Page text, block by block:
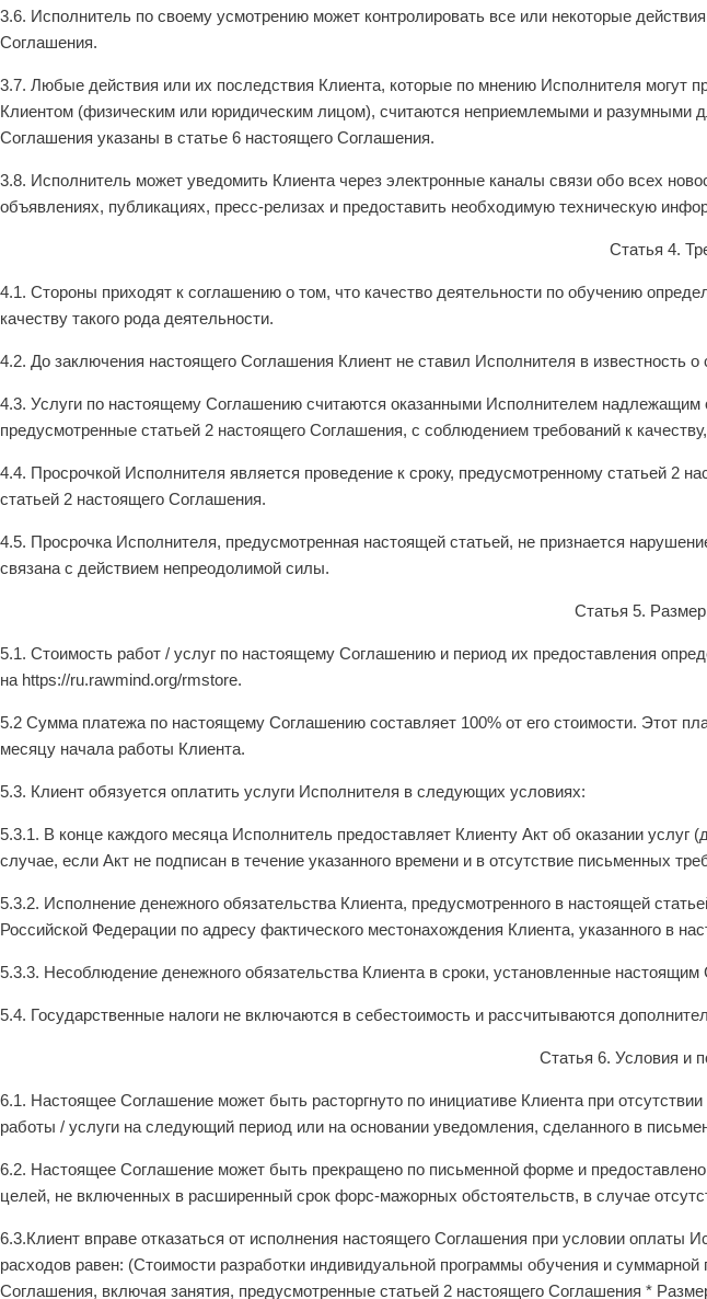
3.6. Исполнитель по своему усмотрению может контролировать все или некоторые
Соглашения.
3.7. Любые действия или их последствия Клиента, которые по мнению Исполнителя могут
Клиентом (физическим или юридическим лицом), считаются неприемлемыми и разумными
Соглашения указаны в статье 6 настоящего Соглашения.
3.8. Исполнитель может уведомить Клиента через электронные каналы связи обо всех
объявлениях, публикациях, пресс-релизах и предоставить необходимую техническую
Статья 4.
4.1. Стороны приходят к соглашению о том, что качество деятельности по обучению
качеству такого рода деятельности.
4.2. До заключения настоящего Соглашения Клиент не ставил Исполнителя в известность
4.3. Услуги по настоящему Соглашению считаются оказанными Исполнителем
предусмотренные статьей 2 настоящего Соглашения, с соблюдением требований к
4.4. Просрочкой Исполнителя является проведение к сроку, предусмотренному статьей
статьей 2 настоящего Соглашения.
4.5. Просрочка Исполнителя, предусмотренная настоящей статьей, не признается
связана с действием непреодолимой силы.
Статья 5.
5.1. Стоимость работ / услуг по настоящему Соглашению и период их предоставления
на https://ru.rawmind.org/rmstore.
5.2 Сумма платежа по настоящему Соглашению составляет 100% от его стоимости. Этот
месяцу начала работы Клиента.
5.3. Клиент обязуется оплатить услуги Исполнителя в следующих условиях:
5.3.1. В конце каждого месяца Исполнитель предоставляет Клиенту Акт об оказании
случае, если Акт не подписан в течение указанного времени и в отсутствие письменных
5.3.2. Исполнение денежного обязательства Клиента, предусмотренного в настоящей
Российской Федерации по адресу фактического местонахождения Клиента, указанного в
5.3.3. Несоблюдение денежного обязательства Клиента в сроки, установленные
5.4. Государственные налоги не включаются в себестоимость и рассчитываются
Статья 6. Условия и
6.1. Настоящее Соглашение может быть расторгнуто по инициативе Клиента при
работы / услуги на следующий период или на основании уведомления, сделанного в
6.2. Настоящее Соглашение может быть прекращено по письменной форме и
целей, не включенных в расширенный срок форс-мажорных обстоятельств, в случае
6.3.Клиент вправе отказаться от исполнения настоящего Соглашения при условии
расходов равен: (Стоимости разработки индивидуальной программы обучения и
Соглашения, включая занятия, предусмотренные статьей 2 настоящего Соглашения *